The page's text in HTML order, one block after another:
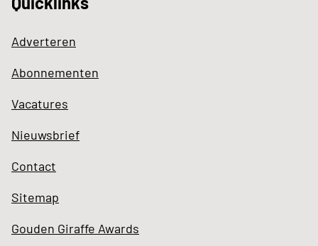
Adverteren
Abonnementen
Vacatures
Nieuwsbrief
Contact
Sitemap
Gouden Giraffe Awards